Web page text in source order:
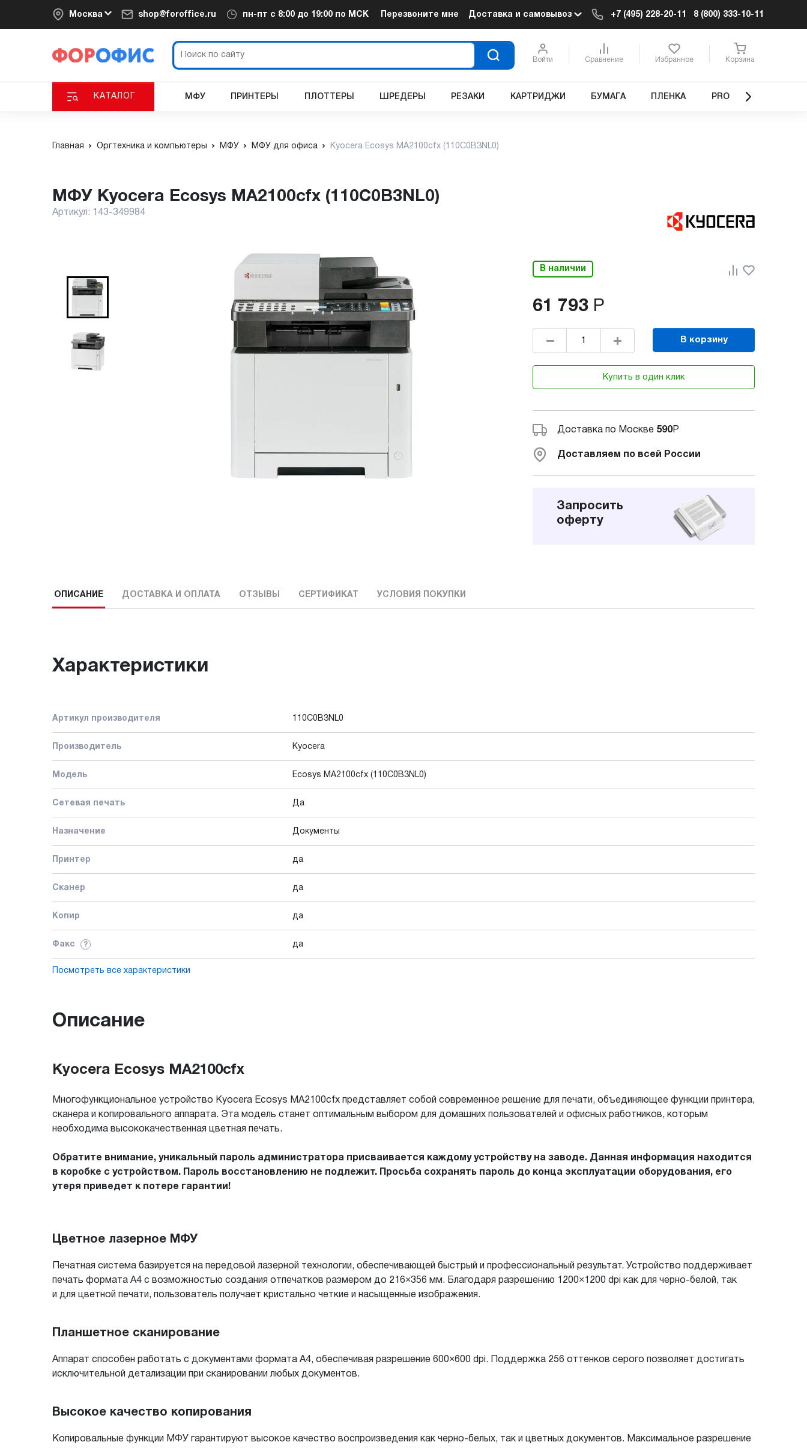
Москва shop@foroffice.ru пн-пт с 8:00 до 19:00 по МСК Перезвоните мне Доставка и самовывоз +7 (495) 228-20-11 8 (800) 333-10-11
Войти Сравнение Избранное Корзина
КАТАЛОГ МФУ ПРИНТЕРЫ ПЛОТТЕРЫ ШРЕДЕРЫ РЕЗАКИ КАРТРИДЖИ БУМАГА ПЛЕНКА PRO
Главная Оргтехника и компьютеры МФУ МФУ для офиса Kyocera Ecosys MA2100cfx (110C0B3NL0)
МФУ Kyocera Ecosys MA2100cfx (110C0B3NL0)
Артикул: 143-349984
В наличии
61 793 Р
В корзину
Купить в один клик
Доставка по Москве 590Р
Доставляем по всей России
Запросить
оферту
ОПИСАНИЕ ДОСТАВКА И ОПЛАТА ОТЗЫВЫ СЕРТИФИКАТ УСЛОВИЯ ПОКУПКИ
Характеристики
Артикул производителя 110C0B3NL0
Производитель Kyocera
Модель Ecosys MA2100cfx (110C0B3NL0)
Сетевая печать Да
Назначение Документы
Принтер да
Сканер да
Копир да
Факс ? да
Посмотреть все характеристики
Описание
Kyocera Ecosys MA2100cfx
Многофункциональное устройство Kyocera Ecosys MA2100cfx представляет собой современное решение для печати, объединяющее функции принтера,
сканера и копировального аппарата. Эта модель станет оптимальным выбором для домашних пользователей и офисных работников, которым
необходима высококачественная цветная печать.
Обратите внимание, уникальный пароль администратора присваивается каждому устройству на заводе. Данная информация находится
в коробке с устройством. Пароль восстановлению не подлежит. Просьба сохранять пароль до конца эксплуатации оборудования, его
утеря приведет к потере гарантии!
Цветное лазерное МФУ
Печатная система базируется на передовой лазерной технологии, обеспечивающей быстрый и профессиональный результат. Устройство поддерживает
печать формата A4 с возможностью создания отпечатков размером до 216×356 мм. Благодаря разрешению 1200×1200 dpi как для черно-белой, так
и для цветной печати, пользователь получает кристально четкие и насыщенные изображения.
Планшетное сканирование
Аппарат способен работать с документами формата A4, обеспечивая разрешение 600×600 dpi. Поддержка 256 оттенков серого позволяет достигать
исключительной детализации при сканировании любых документов.
Высокое качество копирования
Копировальные функции МФУ гарантируют высокое качество воспроизведения как черно-белых, так и цветных документов. Максимальное разрешение